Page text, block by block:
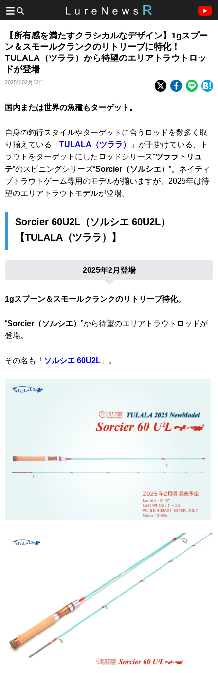
【所有感を満たすクラシカルなデザイン】1gスプー
ン＆スモールクランクのリトリーブに特化！
TULALA（ツララ）から待望のエリアトラウトロッ
ドが登場
2025年02月12日
国内または世界の魚種もターゲット。
自身の釣行スタイルやターゲットに合うロッドを数多く取
り揃えている「 TULALA（ツララ）
」が手掛けている、ト
ラウトをターゲットにしたロッドシリーズ“ツララトリュ
テ”のスピニングシリーズ“Sorcier（ソルシエ） ”。ネイティ
ブトラウトゲーム専用のモデルが揃いますが、2025年は待
望のエリアトラウトモデルが登場。
Sorcier 60U2L（ソルシエ 60U2L）
【TULALA（ツララ）】
2025年2月登場
1gスプーン＆スモールクランクのリトリーブ特化。
“Sorcier（ソルシエ） ”から待望のエリアトラウトロッドが
登場。
その名も「 ソルシエ 60U2L 」。